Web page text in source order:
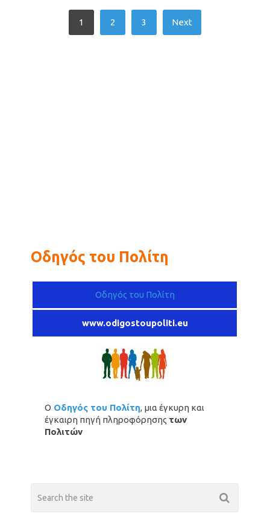
pagination
1 2 3 Next
Οδηγός του Πολίτη
Οδηγός του Πολίτη
www.odigostoupoliti.eu
Ο Οδηγός του Πολίτη, μια έγκυρη και
έγκαιρη πηγή πληροφόρησης των
Πολιτών